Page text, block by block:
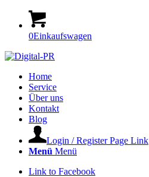
0Einkaufswagen
Home
Service
Über uns
Kontakt
Blog
Login / Register Page Link
Menü Menü
Link to Facebook